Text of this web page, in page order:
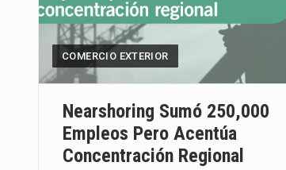
COMERCIO EXTERIOR
Nearshoring Sumó 250,000
Empleos Pero Acentúa
Concentración Regional